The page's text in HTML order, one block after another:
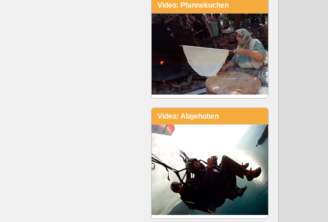
Video: Pfannekuchen
Video: Abgehoben